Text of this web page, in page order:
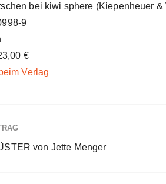
bei kiwi sphere (Kiepenheuer
9
€
Verlag
von Jette Menger